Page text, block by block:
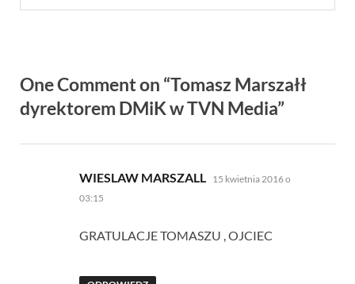
One Comment on “Tomasz Marszałł
dyrektorem DMiK w TVN Media”
WIESLAW MARSZALL pisze:
15 kwietnia 2016 o
03:15
GRATULACJE TOMASZU , OJCIEC